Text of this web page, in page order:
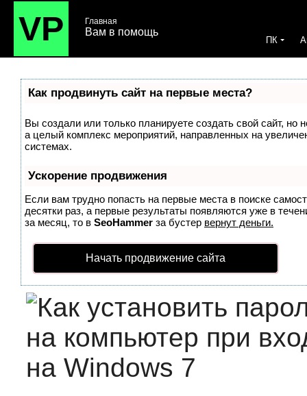
VP Главная
Вам в помощь
ПК
Как продвинуть сайт на первые места?
Вы создали или только планируете создать свой сайт, но
а целый комплекс мероприятий, направленных на
системах.
Ускорение продвижения
Если вам трудно попасть на первые места в поиске
десятки раз, а первые результаты появляются уже в
за месяц, то в SeoHammer за бустер вернут деньги.
Начать продвижение сайта